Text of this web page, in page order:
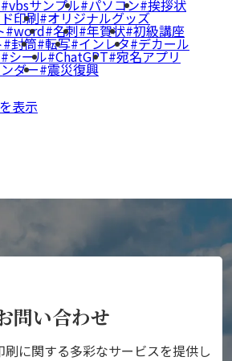
vbsサンプル パソコン 挨拶状
印刷 オリジナルグッズ
word 名刺 年賀状 初級講座
封筒 転写 インレタ デカール
シール ChatGPT 宛名アプリ
ダー 震災復興
表示
問い合わせ
刷に関する多彩なサービスを提供し